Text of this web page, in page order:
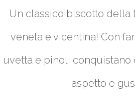
Un classico biscotto della
veneta e vicentina! Con
uvetta e pinoli conquistano
aspetto e